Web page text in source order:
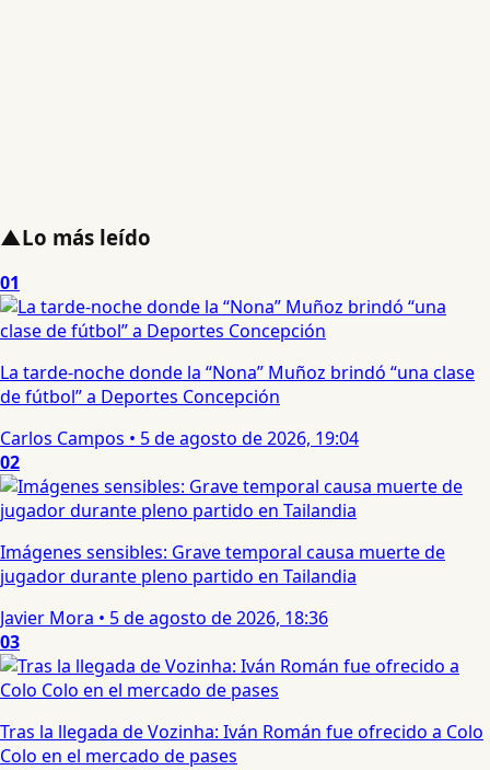
▲Lo más leído
01
La tarde-noche donde la “Nona” Muñoz brindó “una clase
de fútbol” a Deportes Concepción
Carlos Campos • 5 de agosto de 2026, 19:04
02
Imágenes sensibles: Grave temporal causa muerte de
jugador durante pleno partido en Tailandia
Javier Mora • 5 de agosto de 2026, 18:36
03
Tras la llegada de Vozinha: Iván Román fue ofrecido a Colo
Colo en el mercado de pases